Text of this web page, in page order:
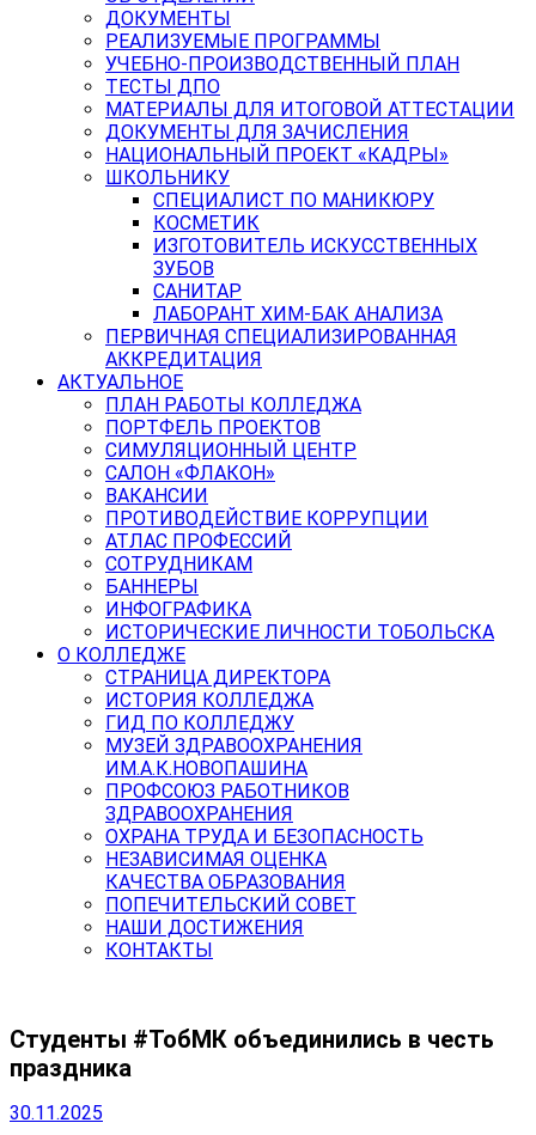
ДОКУМЕНТЫ
РЕАЛИЗУЕМЫЕ ПРОГРАММЫ
УЧЕБНО-ПРОИЗВОДСТВЕННЫЙ ПЛАН
ТЕСТЫ ДПО
МАТЕРИАЛЫ ДЛЯ ИТОГОВОЙ АТТЕСТАЦИИ
ДОКУМЕНТЫ ДЛЯ ЗАЧИСЛЕНИЯ
НАЦИОНАЛЬНЫЙ ПРОЕКТ «КАДРЫ»
ШКОЛЬНИКУ
СПЕЦИАЛИСТ ПО МАНИКЮРУ
КОСМЕТИК
ИЗГОТОВИТЕЛЬ ИСКУССТВЕННЫХ
ЗУБОВ
САНИТАР
ЛАБОРАНТ ХИМ-БАК АНАЛИЗА
ПЕРВИЧНАЯ СПЕЦИАЛИЗИРОВАННАЯ
АККРЕДИТАЦИЯ
АКТУАЛЬНОЕ
ПЛАН РАБОТЫ КОЛЛЕДЖА
ПОРТФЕЛЬ ПРОЕКТОВ
СИМУЛЯЦИОННЫЙ ЦЕНТР
САЛОН «ФЛАКОН»
ВАКАНСИИ
ПРОТИВОДЕЙСТВИЕ КОРРУПЦИИ
АТЛАС ПРОФЕССИЙ
СОТРУДНИКАМ
БАННЕРЫ
ИНФОГРАФИКА
ИСТОРИЧЕСКИЕ ЛИЧНОСТИ ТОБОЛЬСКА
О КОЛЛЕДЖЕ
СТРАНИЦА ДИРЕКТОРА
ИСТОРИЯ КОЛЛЕДЖА
ГИД ПО КОЛЛЕДЖУ
МУЗЕЙ ЗДРАВООХРАНЕНИЯ
ИМ.А.К.НОВОПАШИНА
ПРОФСОЮЗ РАБОТНИКОВ
ЗДРАВООХРАНЕНИЯ
ОХРАНА ТРУДА И БЕЗОПАСНОСТЬ
НЕЗАВИСИМАЯ ОЦЕНКА
КАЧЕСТВА ОБРАЗОВАНИЯ
ПОПЕЧИТЕЛЬСКИЙ СОВЕТ
НАШИ ДОСТИЖЕНИЯ
КОНТАКТЫ
Студенты #ТобМК объединились в честь
праздника
30.11.2025